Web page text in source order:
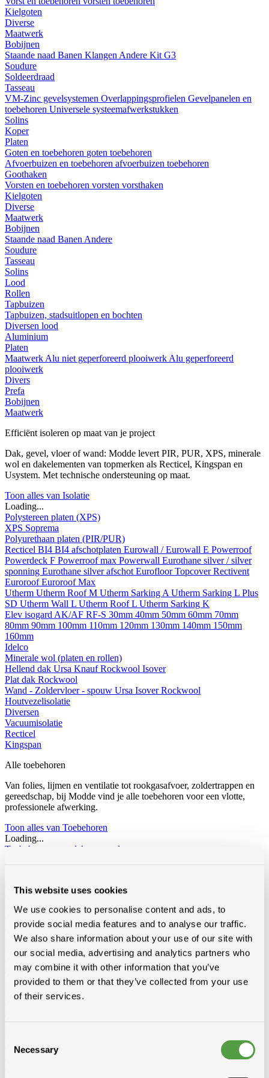
This website uses cookies
We use cookies to personalise content and ads, to
provide social media features and to analyse our traffic.
We also share information about your use of our site with
our social media, advertising and analytics partners who
may combine it with other information that you’ve
provided to them or that they’ve collected from your use
of their services.
Selection
Necessary
Kielgoten
Diverse
Maatwerk
Bobijnen
Staande naad Banen Klangen Andere Kit G3
Soudure
Soldeerdraad
Tasseau
VM-Zinc gevelsystemen Overlappingsprofielen Gevelpanelen en
toebehoren Universele systeemafwerkstukken
Solins
Koper
Platen
Goten en toebehoren goten toebehoren
Afvoerbuizen en toebehoren afvoerbuizen toebehoren
Goothaken
Vorsten en toebehoren vorsten vorsthaken
Kielgoten
Diverse
Maatwerk
Bobijnen
Staande naad Banen Andere
Soudure
Tasseau
Solins
Lood
Rollen
Tapbuizen
Tapbuizen, stadsuitlopen en bochten
Diversen lood
Aluminium
Platen
Maatwerk Alu niet geperforeerd plooiwerk Alu geperforeerd
plooiwerk
Divers
Prefa
Bobijnen
Maatwerk
Efficiënt isoleren op maat van je project
Dak, gevel, vloer of wand: Modde levert PIR, PUR, XPS, minerale
wol en dakelementen van topmerken als Recticel, Kingspan en
Usystem. Met technische ondersteuning op maat.
Toon alles van Isolatie
Loading...
Polystereen platen (XPS)
XPS Soprema
Polyurethaan platen (PIR/PUR)
Recticel BI4 BI4 afschotplaten Eurowall / Eurowall E Powerroof
Powerdeck F Powerroof max Powerwall Eurothane silver / silver
sponning Eurothane silver afschot EurofloorTopcoverRectivent
EuroroofEuroroof Max
Utherm Utherm Roof M Utherm Sarking A Utherm Sarking L Plus
SD Utherm Wall L Utherm Roof L Utherm Sarking K
Elev isogard AK/AF RF-S 30mm 40mm 50mm 60mm 70mm
80mm 90mm 100mm 110mm 120mm 130mm 140mm 150mm
160mm
Idelco
Minerale wol (platen en rollen)
Hellend dak Ursa KnaufRockwool Isover
Plat dak Rockwool
Wand - Zoldervloer - spouw Ursa IsoverRockwool
Houtvezelisolatie
Diversen
Vacuumisolatie
Recticel
Kingspan
Alle toebehoren
Van folies, lijmen en ventilatie tot rookgasafvoer, zoldertrappen en
gereedschap, bij Modde vind je alle toebehoren voor een vlotte,
professionele afwerking.
Toon alles van Toebehoren
Loading...
Toebehoren voor dak en gevel
DakrandenAluPolyester
RoofcoatSpraypaint
Liquiden en lijmen voor platte dakenImperbel liquiden en lijmen
Ikopro liquiden en lijmenSoudal daklijmen Soprema liquiden en
HoeklattenImperbel RotswolFoamglas
Gas
Siliconen, kitten, tapes, schuimenSiliconen, kitten, lijmenBanden-
tapes
Solid John Hybrid Polymeer
Waterdichtingfillcoat
toebehoren
Eternit (ontluchting uni)
Rookgasafvoer